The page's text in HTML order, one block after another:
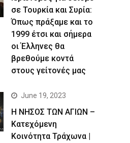
σε Τουρκία και Συρία:
Όπως πράξαμε και το
1999 έτσι και σήμερα
οι Έλληνες θα
βρεθούμε κοντά
στους γείτονές μας
June 19, 2023
Η ΝΗΣΟΣ ΤΩΝ ΑΓΙΩΝ –
Kατεχόμενη
Κοινότητα Τράχωνα |